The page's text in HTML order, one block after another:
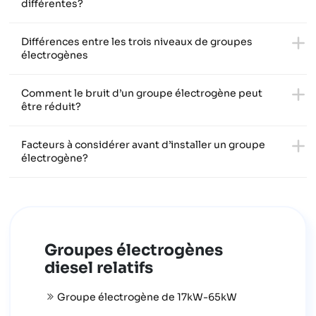
différentes?
Différences entre les trois niveaux de groupes
électrogènes
Comment le bruit d’un groupe électrogène peut
être réduit?
Facteurs à considérer avant d’installer un groupe
électrogène?
Groupes électrogènes
diesel relatifs
Groupe électrogène de 17kW-65kW